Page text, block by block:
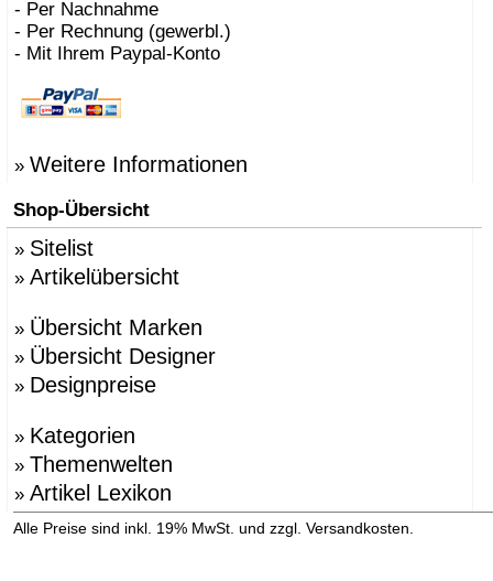
- Per Nachnahme
- Per Rechnung (gewerbl.)
- Mit Ihrem Paypal-Konto
» Weitere Informationen
Shop-Übersicht
» Sitelist
» Artikelübersicht
» Übersicht Marken
» Übersicht Designer
» Designpreise
» Kategorien
» Themenwelten
» Artikel Lexikon
Alle Preise sind inkl. 19% MwSt. und zzgl. Versandkosten.